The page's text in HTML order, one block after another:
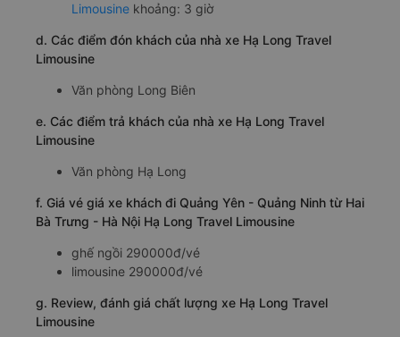
Limousine khoảng: 3 giờ
d. Các điểm đón khách của nhà xe Hạ Long Travel
Limousine
Văn phòng Long Biên
e. Các điểm trả khách của nhà xe Hạ Long Travel
Limousine
Văn phòng Hạ Long
f. Giá vé giá xe khách đi Quảng Yên - Quảng Ninh từ Hai
Bà Trưng - Hà Nội Hạ Long Travel Limousine
ghế ngồi 290000đ/vé
limousine 290000đ/vé
g. Review, đánh giá chất lượng xe Hạ Long Travel
Limousine